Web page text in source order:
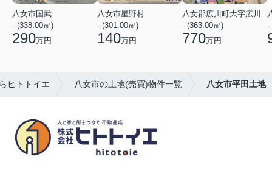
八女市国武
- (338.00㎡)
290万円
八女市星野村
- (301.00㎡)
140万円
八女郡広川町大字広川
- (363.00㎡)
770万円
-
ヒトトイエ 八女市の土地(売買)物件一覧 八女市平田土地